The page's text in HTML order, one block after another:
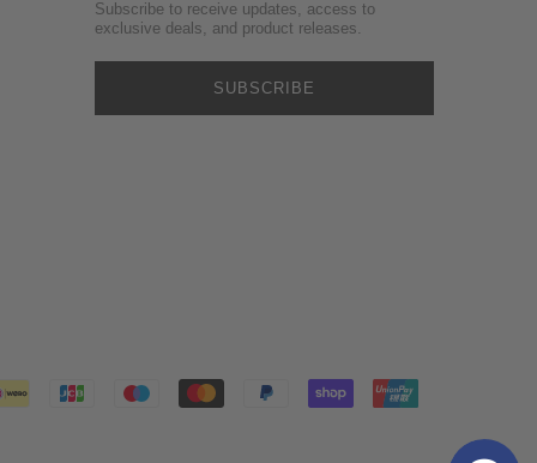
Subscribe to receive updates, access to
exclusive deals, and product releases.
SUBSCRIBE